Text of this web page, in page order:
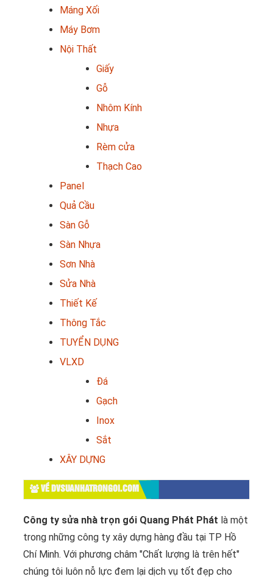
Máng Xối
Máy Bơm
Nội Thất
Giấy
Gỗ
Nhôm Kính
Nhựa
Rèm cửa
Thạch Cao
Panel
Quả Cầu
Sàn Gỗ
Sàn Nhựa
Sơn Nhà
Sửa Nhà
Thiết Kế
Thông Tắc
TUYỂN DỤNG
VLXD
Đá
Gạch
Inox
Sắt
XÂY DỰNG
VỀ DVSUANHATRONGOI.COM
Công ty sửa nhà trọn gói Quang Phát Phát là một
trong những công ty xây dựng hàng đầu tại TP Hồ
Chí Minh. Với phương châm "Chất lượng là trên hết"
chúng tôi luôn nỗ lực đem lại dịch vụ tốt đẹp cho